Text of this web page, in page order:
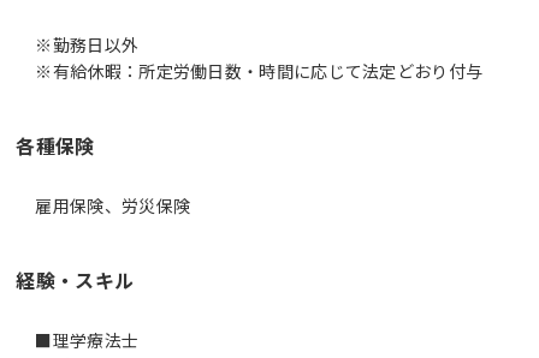
※勤務日以外
※有給休暇：所定労働日数・時間に応じて法定どおり付与
各種保険
雇用保険、労災保険
経験・スキル
■理学療法士